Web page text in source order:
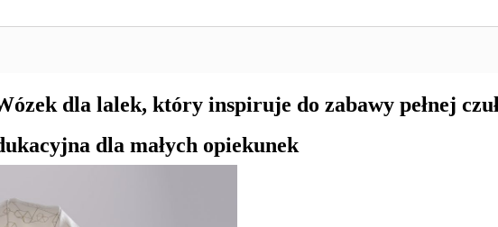
dla lalek, który inspiruje do zabawy pełnej
dla małych opiekunek